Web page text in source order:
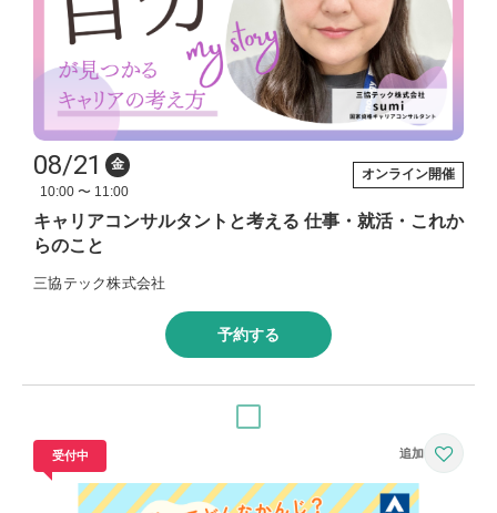
08/21
金
10:00 〜 11:00
オンライン開催
キャリアコンサルタントと考える 仕事・就活・これか
らのこと
三協テック株式会社
予約する
受付中